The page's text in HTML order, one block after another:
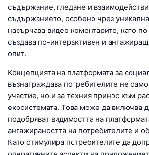
съдържание, гледане и
съдържанието, особено чрез
насърчава видео коментарите, като
създава по-интерактивен и
опит.
Концепцията на платформата за
възнаграждава потребителите не само
участие, но и за техния принос към
екосистемата. Това може да включва
подобряват видимостта на
ангажираността на потребителите и
Като стимулира потребителите да